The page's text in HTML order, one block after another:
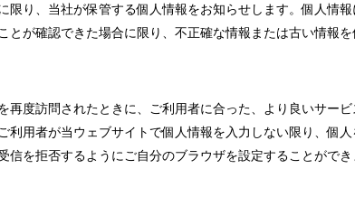
限り、当社が保管する個人情報をお知らせします。個人情
とが確認できた場合に限り、不正確な情報または古い情報を
再度訪問されたときに、ご利用者に合った、より良いサー
利用者が当ウェブサイトで個人情報を入力しない限り、個
信を拒否するようにご自分のブラウザを設定することができ